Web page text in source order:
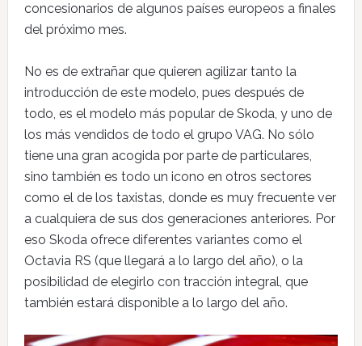
concesionarios de algunos países europeos a finales
del próximo mes.
No es de extrañar que quieren agilizar tanto la
introducción de este modelo, pues después de
todo, es el modelo más popular de Skoda, y uno de
los más vendidos de todo el grupo VAG. No sólo
tiene una gran acogida por parte de particulares,
sino también es todo un icono en otros sectores
como el de los taxistas, donde es muy frecuente ver
a cualquiera de sus dos generaciones anteriores. Por
eso Skoda ofrece diferentes variantes como el
Octavia RS (que llegará a lo largo del año), o la
posibilidad de elegirlo con tracción integral, que
también estará disponible a lo largo del año.